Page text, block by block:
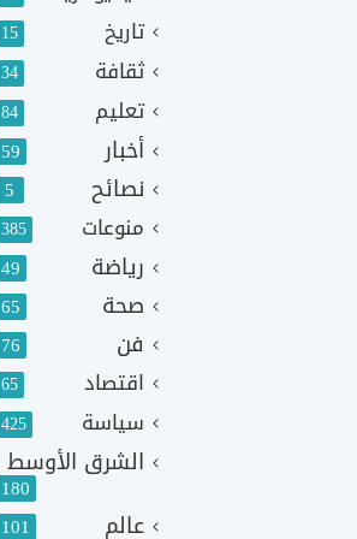
تاريخ 15
ثقافة 34
تعليم 84
أخبار 59
نصائح 5
منوعات 385
رياضة 49
صحة 65
فن 76
اقتصاد 65
سياسة 425
الشرق الأوسط
180
عالم 101